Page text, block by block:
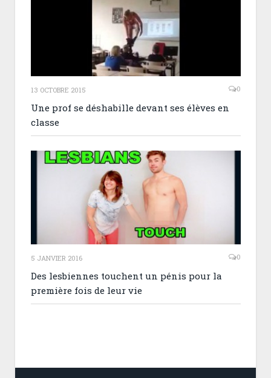
13 OCTOBRE 2015 0
Une prof se déshabille devant ses élèves en
classe
5 JANVIER 2016 0
Des lesbiennes touchent un pénis pour la
première fois de leur vie